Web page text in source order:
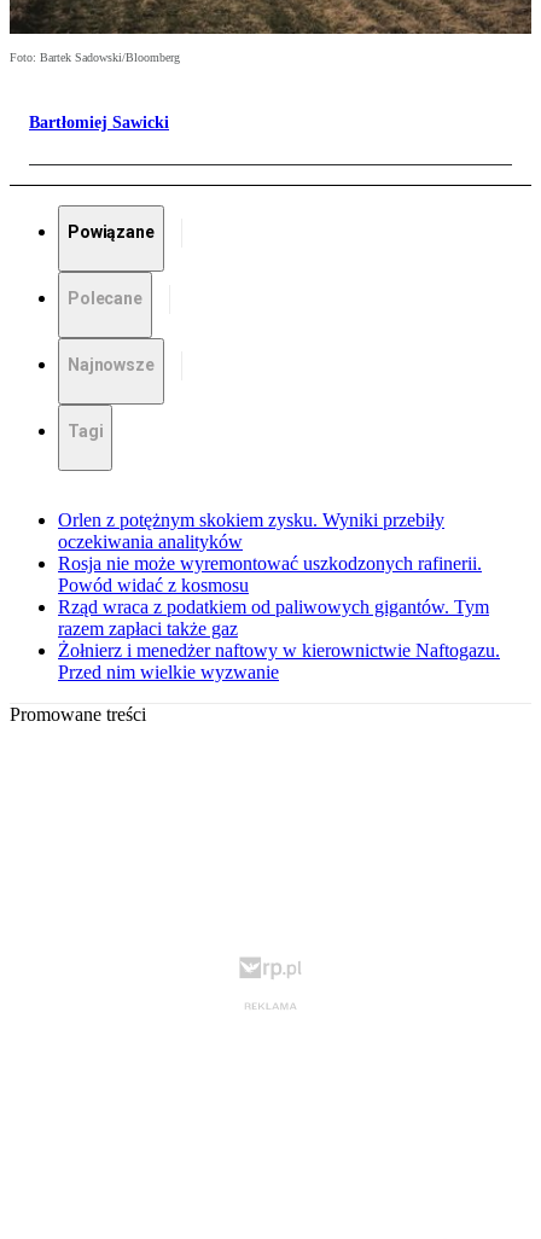
Foto: Bartek Sadowski/Bloomberg
Bartłomiej Sawicki
Powiązane
Polecane
Najnowsze
Tagi
Orlen z potężnym skokiem zysku. Wyniki przebiły
oczekiwania analityków
Rosja nie może wyremontować uszkodzonych rafinerii.
Powód widać z kosmosu
Rząd wraca z podatkiem od paliwowych gigantów. Tym
razem zapłaci także gaz
Żołnierz i menedżer naftowy w kierownictwie Naftogazu.
Przed nim wielkie wyzwanie
Promowane treści